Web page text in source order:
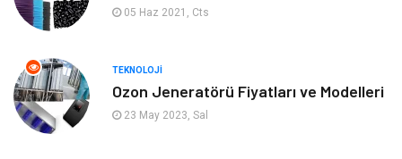
Gayrimenkul
Ev İşleri
Astroloji
05 Haz 2021, Cts
TEKNOLOJI
Ozon Jeneratörü Fiyatları ve Modelleri
23 May 2023, Sal